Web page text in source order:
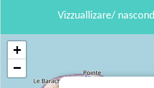
Vizzuallizare/
+
−